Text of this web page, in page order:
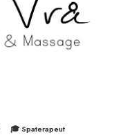
🎓 Spaterapeut